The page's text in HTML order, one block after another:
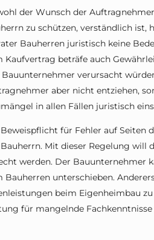
der Wunsch der
zu schützen, verständlich ist,
Bauherren juristisch keine
Kaufvertrag beträfe auch
Bauunternehmer verursacht
aber nicht entziehen,
in allen Fällen juristisch
für Fehler auf Seiten
Mit dieser Regelung will
werden. Der Bauunternehmer
Bauherren unterschieben.
beim Eigenheimbau
für mangelnde